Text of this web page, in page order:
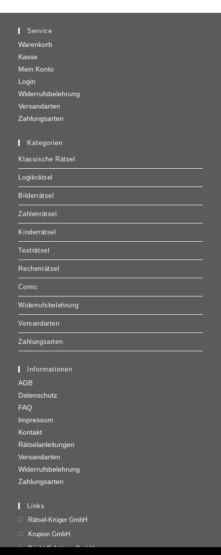
Service
Warenkorb
Kasse
Mein Konto
Login
Widerrufsbelehrung
Versandarten
Zahlungsarten
Kategorien
Klassische Rätsel
Logikrätsel
Bilderrätsel
Zahlenrätsel
Kinderrätsel
Texträtsel
Rechenrätsel
Comic
Widerrufsbelehrung
Versandarten
Zahlungsarten
Informationen
AGB
Datenschutz
FAQ
Impressum
Kontakt
Rätselanleitungen
Versandarten
Widerrufsbelehrung
Zahlungsarten
Links
Rätsel-Krüger GmbH
Krupion GmbH
Bright Solutions GmbH